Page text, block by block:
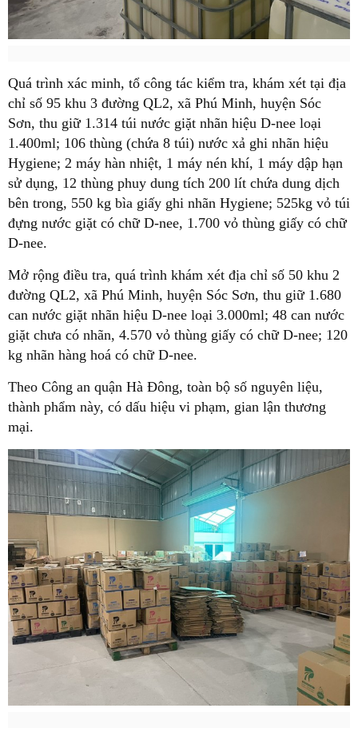
Quá trình xác minh, tổ công tác kiểm tra, khám xét tại địa
chỉ số 95 khu 3 đường QL2, xã Phú Minh, huyện Sóc
Sơn, thu giữ 1.314 túi nước giặt nhãn hiệu D-nee loại
1.400ml; 106 thùng (chứa 8 túi) nước xả ghi nhãn hiệu
Hygiene; 2 máy hàn nhiệt, 1 máy nén khí, 1 máy dập hạn
sử dụng, 12 thùng phuy dung tích 200 lít chứa dung dịch
bên trong, 550 kg bìa giấy ghi nhãn Hygiene; 525kg vỏ túi
đựng nước giặt có chữ D-nee, 1.700 vỏ thùng giấy có chữ
D-nee.
Mở rộng điều tra, quá trình khám xét địa chỉ số 50 khu 2
đường QL2, xã Phú Minh, huyện Sóc Sơn, thu giữ 1.680
can nước giặt nhãn hiệu D-nee loại 3.000ml; 48 can nước
giặt chưa có nhãn, 4.570 vỏ thùng giấy có chữ D-nee; 120
kg nhãn hàng hoá có chữ D-nee.
Theo Công an quận Hà Đông, toàn bộ số nguyên liệu,
thành phẩm này, có dấu hiệu vi phạm, gian lận thương
mại.